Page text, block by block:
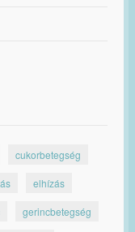
cukorbetegség
elhízás
gerincbetegség